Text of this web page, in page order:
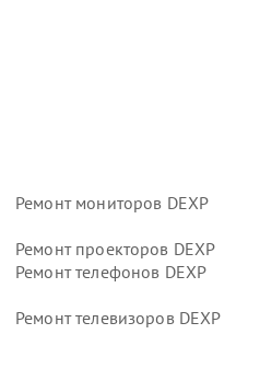
Ремонт мониторов DEXP
Ремонт проекторов DEXP
Ремонт телефонов DEXP
Ремонт телевизоров DEXP